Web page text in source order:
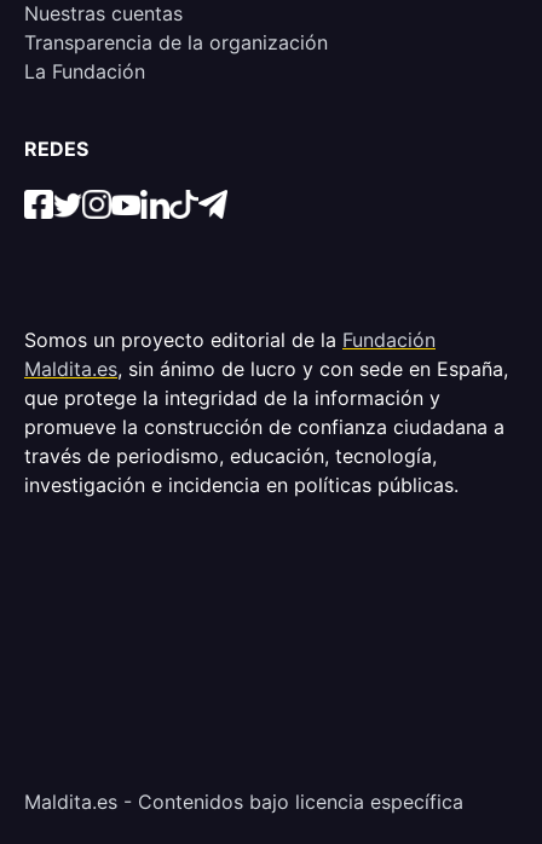
Nuestras cuentas
Transparencia de la organización
La Fundación
REDES
Somos un proyecto editorial de la Fundación
Maldita.es, sin ánimo de lucro y con sede en España,
que protege la integridad de la información y
promueve la construcción de confianza ciudadana a
través de periodismo, educación, tecnología,
investigación e incidencia en políticas públicas.
Maldita.es - Contenidos bajo licencia específica